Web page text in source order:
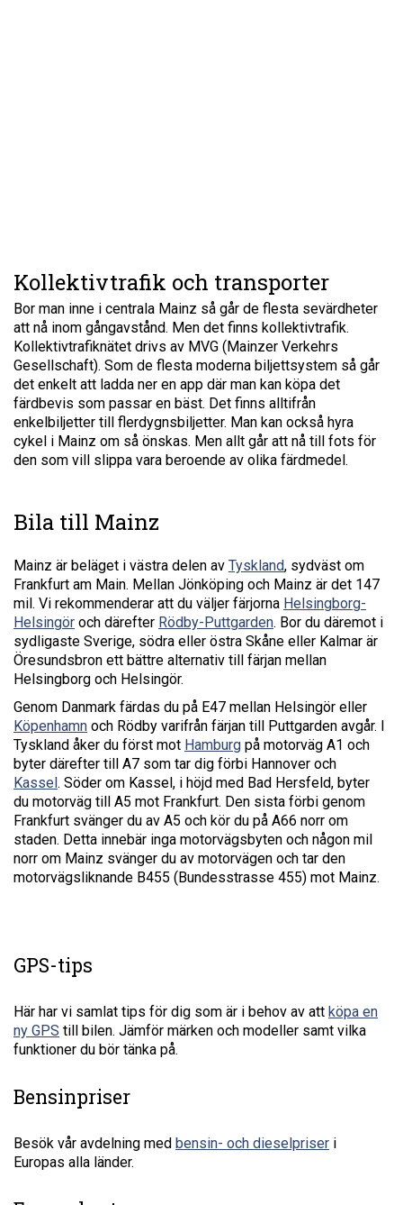
Kollektivtrafik och transporter
Bor man inne i centrala Mainz så går de flesta sevärdheter
att nå inom gångavstånd. Men det finns kollektivtrafik.
Kollektivtrafiknätet drivs av MVG (Mainzer Verkehrs
Gesellschaft). Som de flesta moderna biljettsystem så går
det enkelt att ladda ner en app där man kan köpa det
färdbevis som passar en bäst. Det finns alltifrån
enkelbiljetter till flerdygnsbiljetter. Man kan också hyra
cykel i Mainz om så önskas. Men allt går att nå till fots för
den som vill slippa vara beroende av olika färdmedel.
Bila till Mainz
Mainz är beläget i västra delen av Tyskland, sydväst om
Frankfurt am Main. Mellan Jönköping och Mainz är det 147
mil. Vi rekommenderar att du väljer färjorna Helsingborg-
Helsingör och därefter Rödby-Puttgarden. Bor du däremot i
sydligaste Sverige, södra eller östra Skåne eller Kalmar är
Öresundsbron ett bättre alternativ till färjan mellan
Helsingborg och Helsingör.
Genom Danmark färdas du på E47 mellan Helsingör eller
Köpenhamn och Rödby varifrån färjan till Puttgarden avgår. I
Tyskland åker du först mot Hamburg på motorväg A1 och
byter därefter till A7 som tar dig förbi Hannover och
Kassel. Söder om Kassel, i höjd med Bad Hersfeld, byter
du motorväg till A5 mot Frankfurt. Den sista förbi genom
Frankfurt svänger du av A5 och kör du på A66 norr om
staden. Detta innebär inga motorvägsbyten och någon mil
norr om Mainz svänger du av motorvägen och tar den
motorvägsliknande B455 (Bundesstrasse 455) mot Mainz.
GPS-tips
Här har vi samlat tips för dig som är i behov av att köpa en
ny GPS till bilen. Jämför märken och modeller samt vilka
funktioner du bör tänka på.
Bensinpriser
Besök vår avdelning med bensin- och dieselpriser i
Europas alla länder.